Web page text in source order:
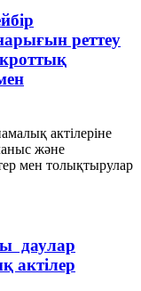
реттеу
актілеріне
және
мен толықтырулар
даулар
актілер